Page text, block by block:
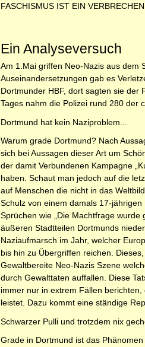
FASCHISMUS IST EIN
Ein Analyseversuch
Am 1.Mai griffen Neo-Nazis aus dem
Auseinandersetzungen gab es
Dortmunder HBF, dort sagten sie der
Tages nahm die Polizei rund 280 der
Dortmund hat kein Naziproblem...
Warum grade Dortmund? Nach
sich bei Aussagen dieser Art um
der damit Verbundenen Kampagne
haben. Schaut man jedoch auf die
auf Menschen die nicht in das
Schulz von einem damals 17-
Sprüchen wie „Die Machtfrage
äußeren Stadtteilen Dortmunds
Naziaufmarsch im Jahr, welcher
bis hin zu Übergriffen reichen.
Gewaltbereite Neo-Nazis Szene
durch Gewalttaten auffallen. Diese
immer nur in extrem Fällen
leistet. Dazu kommt eine ständige
Schwarzer Pulli und trotzdem nix
Grade in Dortmund ist das